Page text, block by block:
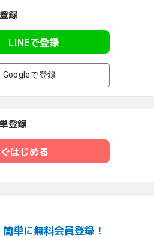
録
LINEで登録
Googleで登録
登録
はじめる
単に無料会員登録！